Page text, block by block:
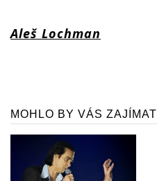
Aleš Lochman
MOHLO BY VÁS ZAJÍMAT